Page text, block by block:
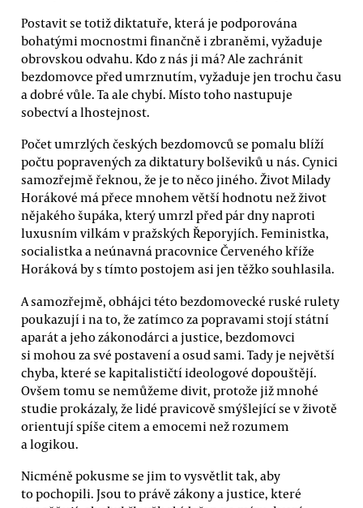
Postavit se totiž diktatuře, která je podporována
bohatými mocnostmi finančně i zbraněmi, vyžaduje
obrovskou odvahu. Kdo z nás ji má? Ale zachránit
bezdomovce před umrznutím, vyžaduje jen trochu času
a dobré vůle. Ta ale chybí. Místo toho nastupuje
sobectví a lhostejnost.
Počet umrzlých českých bezdomovců se pomalu blíží
počtu popravených za diktatury bolševiků u nás. Cynici
samozřejmě řeknou, že je to něco jiného. Život Milady
Horákové má přece mnohem větší hodnotu než život
nějakého šupáka, který umrzl před pár dny naproti
luxusním vilkám v pražských Řeporyjích. Feministka,
socialistka a neúnavná pracovnice Červeného kříže
Horáková by s tímto postojem asi jen těžko souhlasila.
A samozřejmě, obhájci této bezdomovecké ruské rulety
poukazují i na to, že zatímco za popravami stojí státní
aparát a jeho zákonodárci a justice, bezdomovci
si mohou za své postavení a osud sami. Tady je největší
chyba, které se kapitalističtí ideologové dopouštějí.
Ovšem tomu se nemůžeme divit, protože již mnohé
studie prokázaly, že lidé pravicově smýšlející se v životě
orientují spíše citem a emocemi než rozumem
a logikou.
Nicméně pokusme se jim to vysvětlit tak, aby
to pochopili. Jsou to právě zákony a justice, které